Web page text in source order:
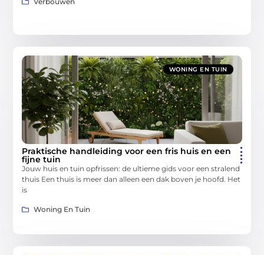
WONING EN TUIN
Praktische handleiding voor een fris huis en een
fijne tuin
Jouw huis en tuin opfrissen: de ultieme gids voor een stralend
thuis Een thuis is meer dan alleen een dak boven je hoofd. Het
is
Woning En Tuin